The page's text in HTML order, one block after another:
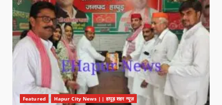
Featured Hapur City News || हापुड़ शहर न्यूज़